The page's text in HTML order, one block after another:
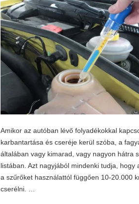
Amikor az autóban lévő folyadékokkal
karbantartása és cseréje kerül szóba, a
általában vagy kimarad, vagy nagyon hátra
listában. Azt nagyjából mindenki tudja, hogy
a szűrőket használattól függően 10-20.000
cserélni. …